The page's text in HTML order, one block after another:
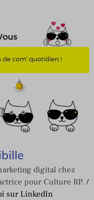
digital chez
pour Culture RP. /
sur LinkedIn